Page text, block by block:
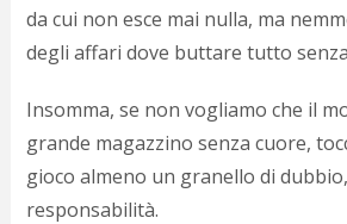
da cui non esce mai nulla, ma
degli affari dove buttare tutto
Insomma, se non vogliamo che il
grande magazzino senza cuore,
gioco almeno un granello di
responsabilità.